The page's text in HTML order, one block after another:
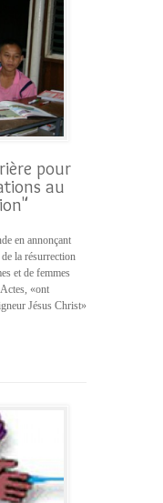
pour
au
en annonçant
la résurrection
et de femmes
«ont
Jésus Christ»